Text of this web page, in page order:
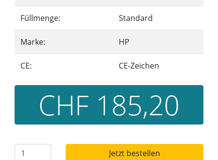
Füllmenge: Standard
Marke: HP
CE: CE-Zeichen
CHF 185,20
Jetzt bestellen